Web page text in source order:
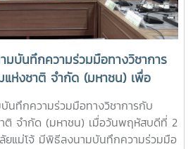
าร และการพัฒนาคุณภาพการเรียน
เปลี่ยนแปลงของโลกดิจิทัล การอบรม
ยาลัยแม่โจ้เข้าร่วม โดยได้รับความรู้
AI เพื่อสนับสนุนการจัดการเรียนการ
รู้ ตลอดจนการเพิ่มประสิทธิภาพการ
บริหาร ผ่านเครื่องมือ Microsoft 365
จาก คุณศุภวิชญ์ เขียวขจี จากบริษัท
ยากรถ่ายทอดองค์ความรู้ พร้อมสาธิต
มบันทึกความร่วมมือทางวิชาการ
ห่งชาติ จำกัด (มหาชน) เพื่อ
สารโทรคมนาคมร่วมกัน
นทึกความร่วมมือทางวิชาการกับ
ติ จำกัด (มหาชน) เมื่อวันพฤหัสบดีที่ 2
ยแม่โจ้ มีพิธีลงนามบันทึกความร่วมมือ